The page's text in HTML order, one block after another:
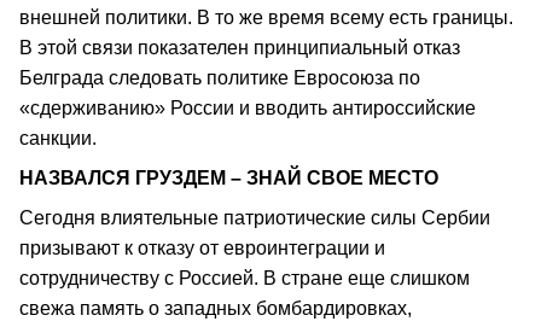
внешней политики. В то же время всему есть границы.
В этой связи показателен принципиальный отказ
Белграда следовать политике Евросоюза по
«сдерживанию» России и вводить антироссийские
санкции.
НАЗВАЛСЯ ГРУЗДЕМ – ЗНАЙ СВОЕ МЕСТО
Сегодня влиятельные патриотические силы Сербии
призывают к отказу от евроинтеграции и
сотрудничеству с Россией. В стране еще слишком
свежа память о западных бомбардировках,